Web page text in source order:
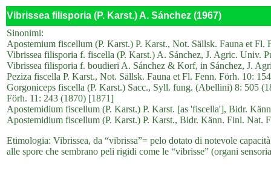
Vibrissea filisporia (P. Karst.) A. Sánchez (1967)
Sinonimi:
Apostemium fiscellum (P. Karst.) P. Karst., Not. Sällsk. Fauna et Fl.
Vibrissea filisporia f. fiscella (P. Karst.) A. Sánchez, J. Agric. Univ.
Vibrissea filisporia f. boudieri A. Sánchez & Korf, in Sánchez, J.
Peziza fiscella P. Karst., Not. Sällsk. Fauna et Fl. Fenn. Förh. 10:
Gorgoniceps fiscella (P. Karst.) Sacc., Syll. fung. (Abellini) 8: 505
Förh. 11: 243 (1870) [1871]
Apostemidium fiscellum (P. Karst.) P. Karst. [as 'fiscella'], Bidr.
Apostemidium fiscellum (P. Karst.) P. Karst., Bidr. Känn. Finl. Nat.
Etimologia: Vibrissea, da “vibrissa”= pelo dotato di notevole
alle spore che sembrano peli rigidi come le “vibrisse” (organi